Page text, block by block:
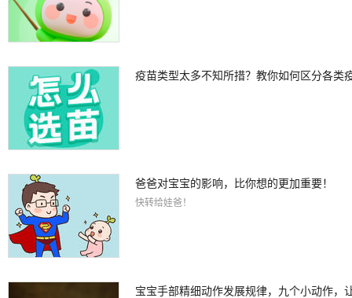
疫苗类型太多不知所措？教你如何区分各类
爸爸对宝宝的影响，比你想的更加重要！
快转给娃爸！
宝宝手部精细动作发展规律，九个小动作，